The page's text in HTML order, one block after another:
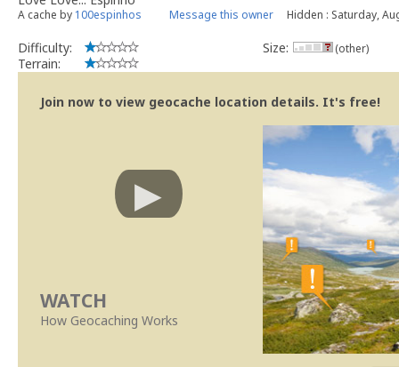
A cache by 100espinhos Message this owner Hidden : Saturday,
Difficulty:
Terrain:
Size: (other)
Join now to view geocache location details. It's free!
WATCH
How Geocaching Works